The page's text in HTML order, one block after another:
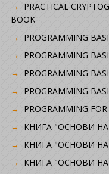
PRACTICAL
BOOK
PROGRAMMING
PROGRAMMING
PROGRAMMING
PROGRAMMING
PROGRAMMING
КНИГА "ОСНОВИ НА
КНИГА "ОСНОВИ НА
КНИГА "ОСНОВИ НА